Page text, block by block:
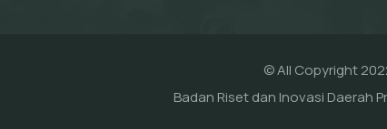
© All Copyright
Badan Riset dan Inovasi Daerah